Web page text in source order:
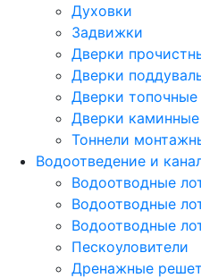
Духовки
Задвижки
Дверки
Дверки
Дверки топочные
Дверки каминные
Тоннели
Водоотведение и
Водоотводные
Водоотводные
Водоотводные
Пескоуловители
Дренажные